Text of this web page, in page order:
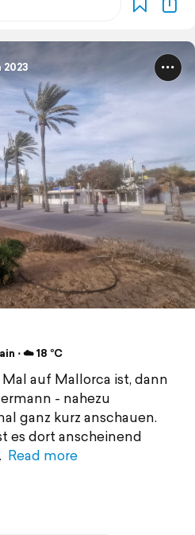
⋅ ☁️ 18 °C
auf Mallorca ist, dann
- nahezu
ganz kurz anschauen.
es dort anscheinend
Read more